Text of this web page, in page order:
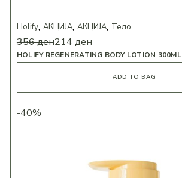
HOLIFY REGENERATING BODY LOTION 300ML
Holify АКЦИЈА АКЦИЈА Тело
356ден214 ден
ADD TO BAG
-40%